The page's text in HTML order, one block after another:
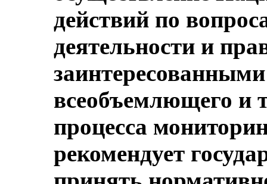
действий по
деятельности и
всеобъемлющего и
процесса
рекомендует